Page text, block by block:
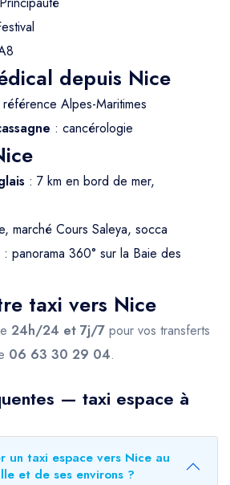
depuis Nice
Alpes-Maritimes
: cancérologie
: 7 km en bord de mer,
marché Cours Saleya, socca
: panorama 360° sur la Baie des
taxi vers Nice
24h/24 et 7j/7 pour vos transferts
06 63 30 29 04.
— taxi espace à
un taxi espace vers Nice au
et de ses environs ?